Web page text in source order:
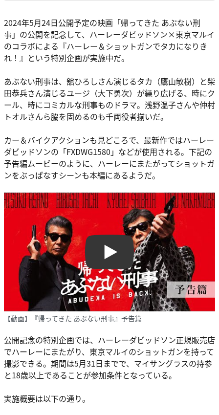
2024年5月24日公開予定の映画「帰ってきた あぶない刑
事」の公開を記念して、ハーレーダビッドソン×東京マルイ
のコラボによる『ハーレー＆ショットガンでタカになりき
れ！』という特別企画が実施中だ。
あぶない刑事は、舘ひろしさん演じるタカ（鷹山敏樹）と柴
田恭兵さん演じるユージ（大下勇次）が繰り広げる、時にク
ール、時にコミカルな刑事ものドラマ。浅野温子さんや仲村
トオルさんら脇を固めるのも千両役者揃いだ。
カー＆バイクアクションも見どころで、最新作ではハーレー
ダビッドソンの「FXDWG1580」などが使用される。下記の
予告編ムービーのように、ハーレーにまたがってショットガ
ンをぶっぱなすシーンも本編にあるようだ。
Play
【動画】『帰ってきた あぶない刑事』予告篇
公開記念の特別企画では、ハーレーダビッドソン正規販売店
でハーレーにまたがり、東京マルイのショットガンを持って
撮影できる。期間は5月31日までで、マイサングラスの持参
と18歳以上であることが参加条件となっている。
実施概要は以下の通り。